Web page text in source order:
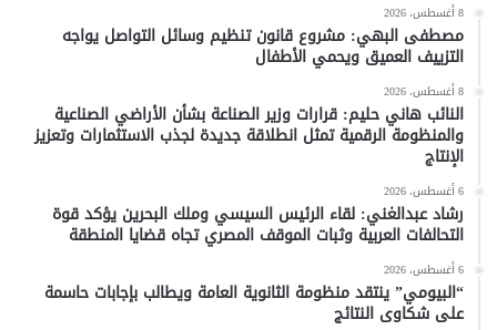
8 أغسطس، 2026
مصطفى البهي: مشروع قانون تنظيم وسائل التواصل يواجه
التزييف العميق ويحمي الأطفال
8 أغسطس، 2026
النائب هاني حليم: قرارات وزير الصناعة بشأن الأراضي الصناعية
والمنظومة الرقمية تمثل انطلاقة جديدة لجذب الاستثمارات وتعزيز
الإنتاج
6 أغسطس، 2026
رشاد عبدالغني: لقاء الرئيس السيسي وملك البحرين يؤكد قوة
التحالفات العربية وثبات الموقف المصري تجاه قضايا المنطقة
6 أغسطس، 2026
“البيومي” ينتقد منظومة الثانوية العامة ويطالب بإجابات حاسمة
على شكاوى النتائج